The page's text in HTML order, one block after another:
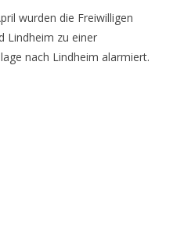
wurden die Freiwilligen
Lindheim zu einer
nach Lindheim alarmiert.